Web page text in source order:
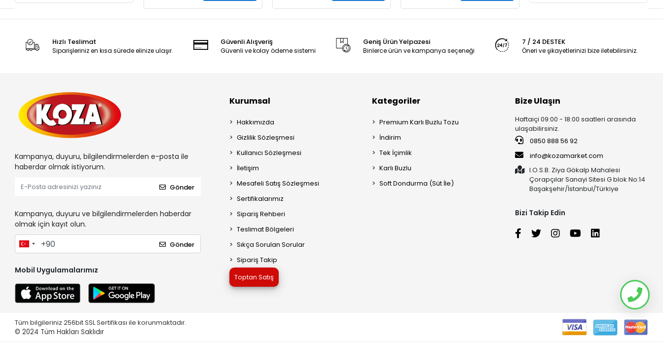
Hızlı Teslimat
Siparişleriniz en kısa sürede elinize ulaşır.
Güvenli Alışveriş
Güvenli ve kolay ödeme sistemi
Geniş Ürün Yelpazesi
Binlerce ürün ve kampanya seçeneği
7 / 24 DESTEK
Öneri ve şikayetlerinizi bize iletebilirsiniz.
Kampanya, duyuru, bilgilendirmelerden e-posta ile
haberdar olmak istiyorum.
Gönder
Kampanya, duyuru ve bilgilendirmelerden haberdar
olmak için kayıt olun.
Gönder
Mobil Uygulamalarımız
Kurumsal
Hakkımızda
Gizlilik Sözleşmesi
Kullanıcı Sözleşmesi
İletişim
Mesafeli Satış Sözleşmesi
Sertifikalarımız
Sipariş Rehberi
Teslimat Bölgeleri
Sıkça Sorulan Sorular
Sipariş Takip
Toptan Satış
Kategoriler
Premium Karlı Buzlu Tozu
İndirim
Tek İçimlik
Karlı Buzlu
Soft Dondurma (Süt İle)
Bize Ulaşın
Haftaiçi 09:00 - 18:00 saatleri arasında
ulaşabilirsiniz.
0850 888 56 92
info@kozamarket.com
I.O.S.B. Ziya Gökalp Mahalesi
Çorapçılar Sanayi Sitesi G blok No:14
Başakşehir/İstanbul/Türkiye
Bizi Takip Edin
Tüm bilgileriniz 256bit SSL Sertifikası ile korunmaktadır.
© 2024 Tüm Hakları Saklıdır